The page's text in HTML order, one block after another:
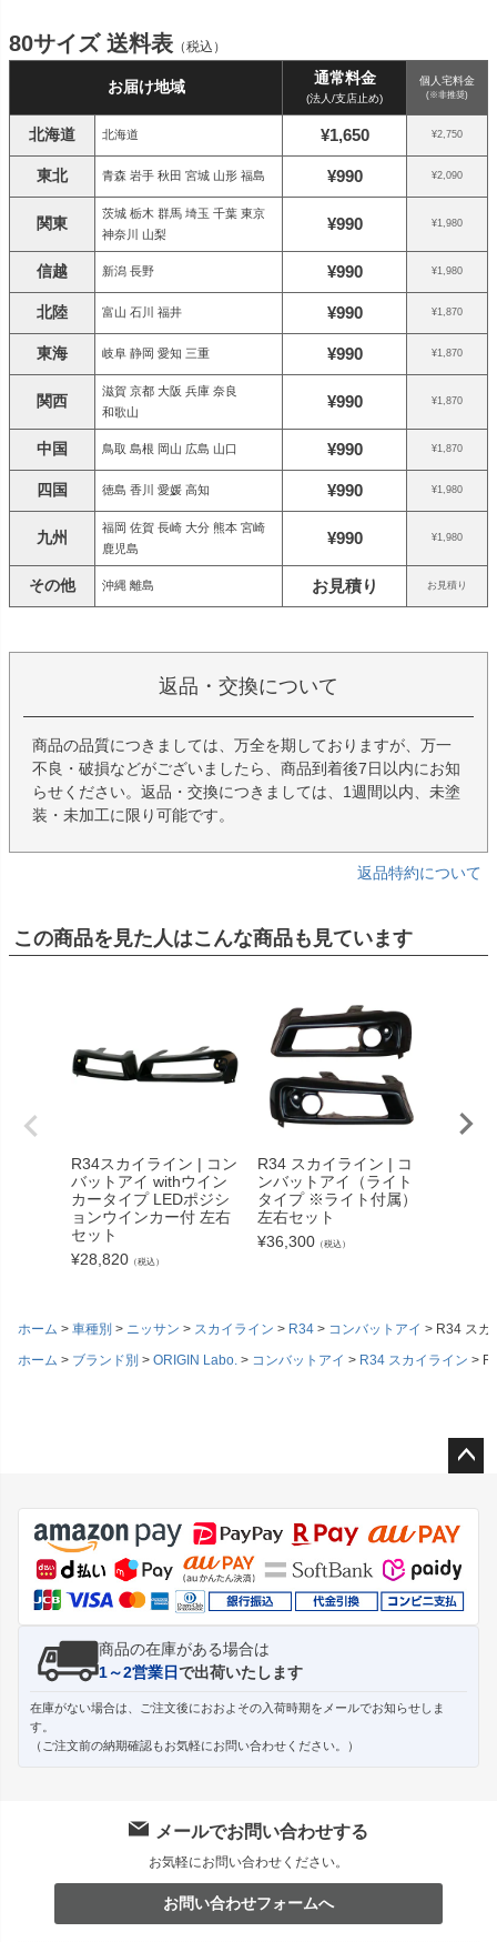
80サイズ 送料表 （税込）
お届け地域 通常料金
(法人/支店止め)
個人宅料金
(※非推奨)
北海道 北海道 ¥1,650 ¥2,750
東北 青森 岩手 秋田 宮城 山形 福島 ¥990 ¥2,090
関東
茨城 栃木 群馬 埼玉 千葉 東京
神奈川 山梨
¥990 ¥1,980
信越 新潟 長野 ¥990 ¥1,980
北陸 富山 石川 福井 ¥990 ¥1,870
東海 岐阜 静岡 愛知 三重 ¥990 ¥1,870
関西
滋賀 京都 大阪 兵庫 奈良
和歌山
¥990 ¥1,870
中国 鳥取 島根 岡山 広島 山口 ¥990 ¥1,870
四国 徳島 香川 愛媛 高知 ¥990 ¥1,980
九州
福岡 佐賀 長崎 大分 熊本 宮崎
鹿児島
¥990 ¥1,980
その他 沖縄 離島 お見積り お見積り
返品・交換について
商品の品質につきましては、万全を期しておりますが、万一
不良・破損などがございましたら、商品到着後7日以内にお知
らせください。返品・交換につきましては、1週間以内、未塗
装・未加工に限り可能です。
返品特約について
この商品を見た人はこんな商品も見ています
R34スカイライン | コン
バットアイ withウイン
カータイプ LEDポジシ
ョンウインカー付 左右
セット
¥28,820 （税込）
R34 スカイライン | コ
ンバットアイ（ライト
タイプ ※ライト付属）
左右セット
¥36,300 （税込）
ホーム 車種別 ニッサン スカイライン R34 コンバットアイ
R34 スカ
ホーム
ブランド別 ORIGIN Labo. コンバットアイ R34 スカイライン
ジト
ップ
へ
商品の在庫がある場合は
1～2営業日で出荷いたします
在庫がない場合は、ご注文後におおよその入荷時期をメールでお知らせしま
す。
（ご注文前の納期確認もお気軽にお問い合わせください。）
メールでお問い合わせする
お気軽にお問い合わせください。
お問い合わせフォームへ